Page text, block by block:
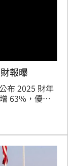
報曝
布 2025 財年
63%，優於
元，高於預
計大漲
財報公布後股
收在